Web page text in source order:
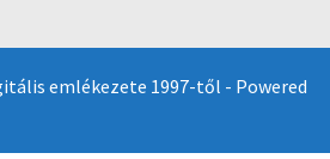
emlékezete 1997-től - Powered